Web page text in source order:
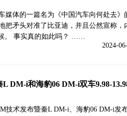
媒体的一篇名为《中国汽车向何处去》
把矛头对准了比亚迪，并且公然宣称，
。 事实真的如此吗？ ……
2024-
DM-i和海豹06 DM-i双车9.98-
技术发布暨秦L DM-i、海豹06 DM-i发